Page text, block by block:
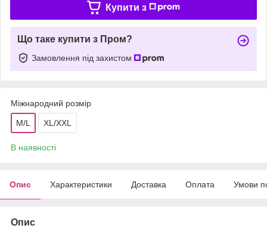
Купити з
Що таке купити з Пром?
Замовлення під захистом
Міжнародний розмір
M/L XL/XXL
В наявності
Опис Характеристики Доставка Оплата Умови
Опис